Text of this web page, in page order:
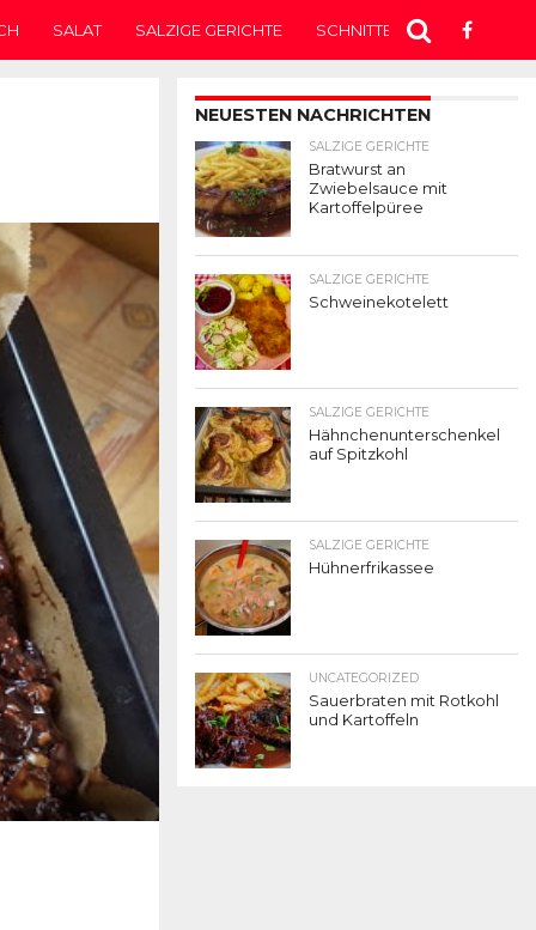
SALAT SALZIGE GERICHTE SCHNITTEN SUPPE
NEUESTEN NACHRICHTEN
SALZIGE GERICHTE
Bratwurst an
Zwiebelsauce mit
Kartoffelpüree
SALZIGE GERICHTE
Schweinekotelett
SALZIGE GERICHTE
Hähnchenunterschenkel
auf Spitzkohl
SALZIGE GERICHTE
Hühnerfrikassee
UNCATEGORIZED
Sauerbraten mit Rotkohl
und Kartoffeln